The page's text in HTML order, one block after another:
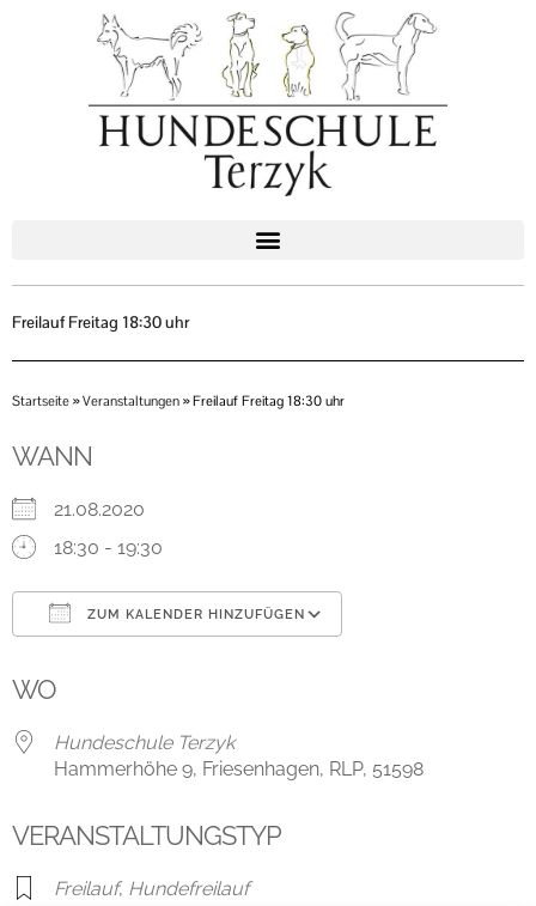
Freilauf Freitag 18:30 uhr
Startseite »Veranstaltungen »Freilauf Freitag 18:30 uhr
WANN
21.08.2020
18:30 - 19:30
ZUM KALENDER HINZUFÜGEN
WO
Hundeschule Terzyk
Hammerhöhe 9, Friesenhagen, RLP, 51598
VERANSTALTUNGSTYP
Freilauf, Hundefreilauf